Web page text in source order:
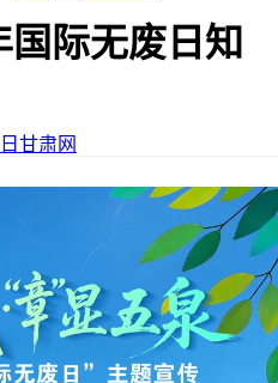
际无废日知
甘肃网